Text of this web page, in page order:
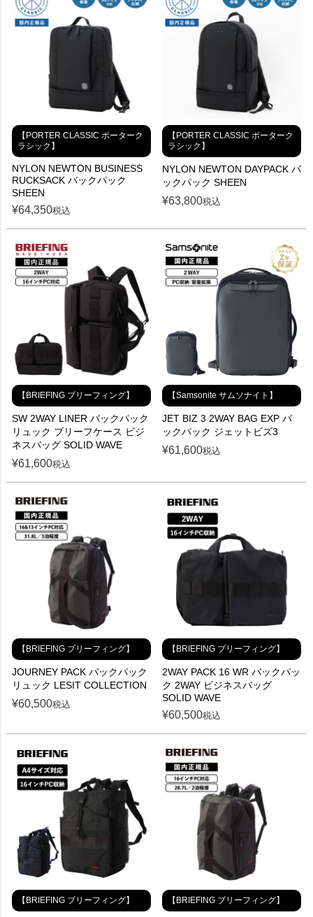
【PORTER CLASSIC ポーターク
ラシック】
NYLON NEWTON BUSINESS
RUCKSACK バックパック
SHEEN
¥64,350税込
【PORTER CLASSIC ポーターク
ラシック】
NYLON NEWTON DAYPACK バ
ックパック SHEEN
¥63,800税込
【BRIEFING ブリーフィング】
SW 2WAY LINER バックパック
リュック ブリーフケース ビジ
ネスバッグ SOLID WAVE
¥61,600税込
【Samsonite サムソナイト】
JET BIZ 3 2WAY BAG EXP バ
ックパック ジェットビズ3
¥61,600税込
【BRIEFING ブリーフィング】
JOURNEY PACK バックパック
リュック LESIT COLLECTION
¥60,500税込
【BRIEFING ブリーフィング】
2WAY PACK 16 WR バックパッ
ク 2WAY ビジネスバッグ
SOLID WAVE
¥60,500税込
【BRIEFING ブリーフィング】 【BRIEFING ブリーフィング】